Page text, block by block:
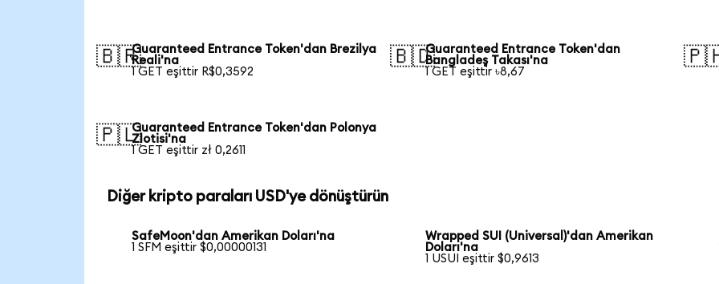
🇧🇷Guaranteed Entrance Token'dan Brezilya
Reali'na
1 GET eşittir R$0,3592
🇧🇩Guaranteed Entrance Token'dan
Bangladeş Takası'na
1 GET eşittir ৳8,67
🇵🇱Guaranteed Entrance Token'dan Polonya
Zlotisi'na
1 GET eşittir zł 0,2611
Diğer kripto paraları USD'ye dönüştürün
SafeMoon'dan Amerikan Doları'na
1 SFM eşittir $0,00000131
Wrapped SUI (Universal)'dan Amerikan
Doları'na
1 USUI eşittir $0,9613